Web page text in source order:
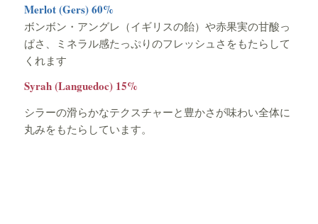
Merlot (Gers) 60%
ボンボン・アングレ（イギリスの飴）や赤果実の甘酸っ
ぱさ、ミネラル感たっぷりのフレッシュさをもたらして
くれます
Syrah (Languedoc) 15%
シラーの滑らかなテクスチャーと豊かさが味わい全体に
丸みをもたらしています。